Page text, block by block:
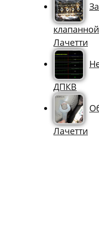
Лачетти
ДПКВ
Лачетти